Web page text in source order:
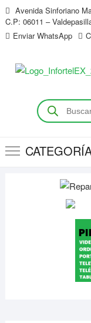
Saltar
al
contenido
Avenida Sinforiano
C.P: 06011 –
Enviar WhatsApp
Búsqueda
de
productos